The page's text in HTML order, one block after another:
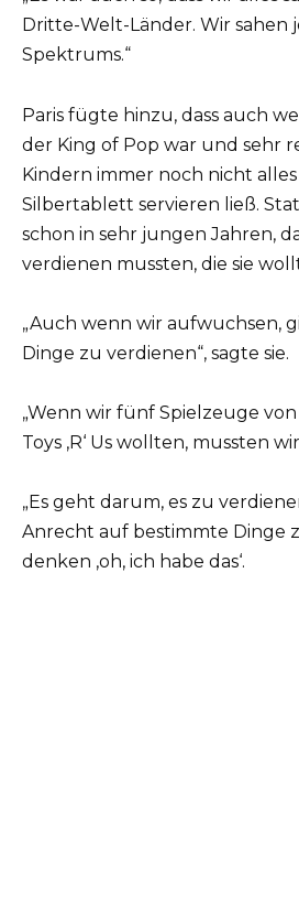
Dritte-Welt-Länder. Wir sahen
Spektrums.“
Paris fügte hinzu, dass auch
der King of Pop war und sehr
Kindern immer noch nicht
Silbertablett servieren ließ.
schon in sehr jungen Jahren,
verdienen mussten, die sie
„Auch wenn wir aufwuchsen,
Dinge zu verdienen“, sagte sie.
„Wenn wir fünf Spielzeuge
Toys ‚R‘ Us wollten, mussten
„Es geht darum, es zu
Anrecht auf bestimmte Dinge
denken ‚oh, ich habe das‘.